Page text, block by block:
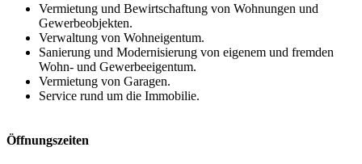
Vermietung und Bewirtschaftung von Wohnungen und
Gewerbeobjekten.
Verwaltung von Wohneigentum.
Sanierung und Modernisierung von eigenem und fremden
Wohn- und Gewerbeeigentum.
Vermietung von Garagen.
Service rund um die Immobilie.
Öffnungszeiten